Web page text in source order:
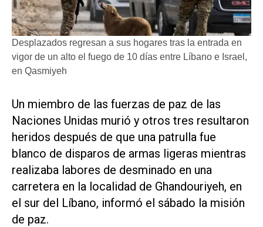
Desplazados regresan a sus hogares tras la entrada en
vigor de un alto el fuego de 10 días entre Líbano e Israel,
en Qasmiyeh
​Un miembro de las fuerzas de paz de las
Naciones Unidas murió y ‌otros tres resultaron
‌heridos después de que una patrulla fue
blanco de disparos de armas ligeras mientras
realizaba labores de desminado en una
carretera en la localidad de Ghandouriyeh, en
el sur del ​Líbano, informó ⁠el sábado la misión
de paz.